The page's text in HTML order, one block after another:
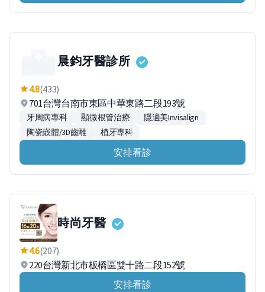
晨鈞牙醫診所
4.8(433)
701台灣台南市東區中華東路二段193號
牙周病專科 顯微根管治療
隱適美Invisalign
陶瓷嵌體/3D齒雕
植牙專科
安排看診
時尚牙醫
4.6(207)
220台灣新北市板橋區雙十路二段152號
安排看診